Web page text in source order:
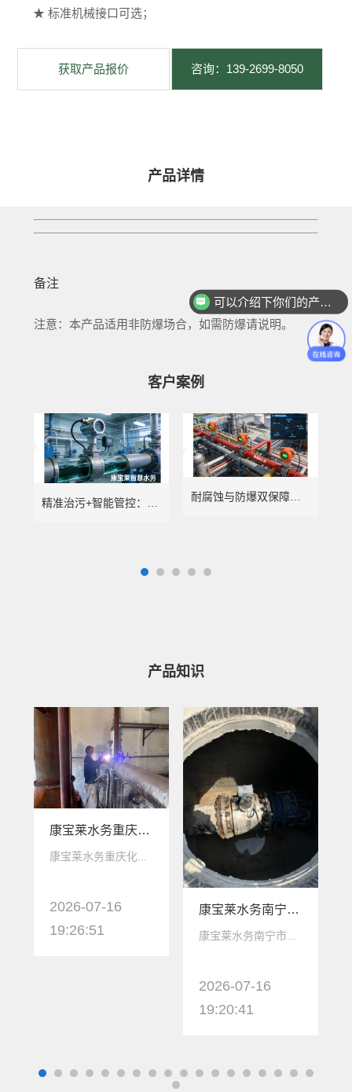
★ 标准机械接口可选；
获取产品报价 咨询：139-2699-8050
产品详情
备注
注意：本产品适用非防爆场合，如需防爆请说明。
客户案例
耐腐蚀与防爆双保障：康宝莱智慧水务赋能化工行业精准计量
产品知识
康宝莱水务重庆化工厂涡街流量计安装保质保量完成
康宝莱水务重庆化...
2026-07-16
19:26:51
康宝莱水务南宁市政管网换新项目圆满落地
康宝莱水务南宁市...
2026-07-16
19:20:41
可以介绍下你们的产品么
你们是怎么收费的呢